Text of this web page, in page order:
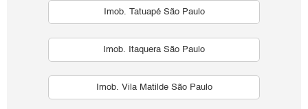
Imob. Tatuapé São Paulo
Imob. Itaquera São Paulo
Imob. Vila Matilde São Paulo